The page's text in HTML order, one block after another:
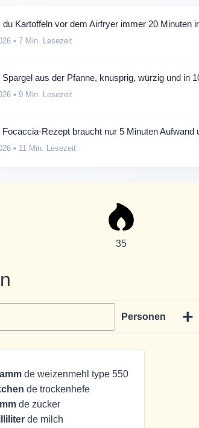
du Kartoffeln vor dem Airfryer immer 20 Minuten
• 7 Min. Lesezeit
aus der Pfanne, knusprig, würzig und in
• 9 Min. Lesezeit
Focaccia-Rezept braucht nur 5 Minuten Aufwand
• 11 Min. Lesezeit
35
Personen +
de weizenmehl type 550
de trockenhefe
de zucker
de milch